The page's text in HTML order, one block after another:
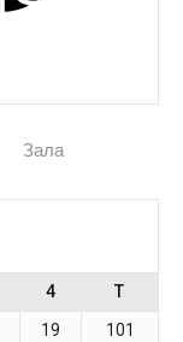
Зала
4
T
19
101